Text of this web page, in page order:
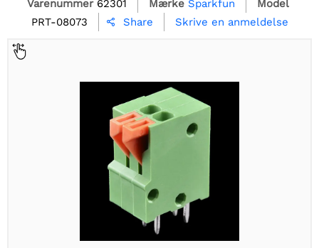
Varenummer 62301 Mærke Sparkfun
Model
PRT-08073
 Share Skrive en anmeldelse